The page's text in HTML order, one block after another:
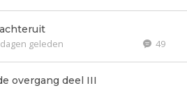
dagen geleden 49
overgang deel III